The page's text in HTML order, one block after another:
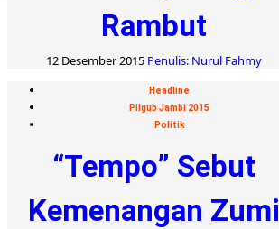
Rambut
12 Desember 2015 Penulis: Nurul Fahmy
Headline
Pilgub Jambi 2015
Politik
“Tempo” Sebut
Kemenangan Zumi